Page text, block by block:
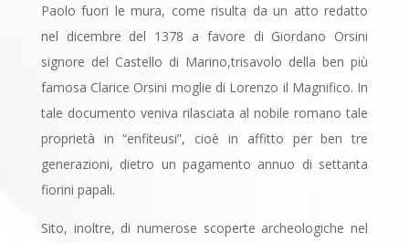
Paolo fuori le mura, come risulta da un atto redatto
nel dicembre del 1378 a favore di Giordano Orsini
signore del Castello di Marino,trisavolo della ben più
famosa Clarice Orsini moglie di Lorenzo il Magnifico. In
tale documento veniva rilasciata al nobile romano tale
proprietà in “enfiteusi”, cioè in affitto per ben tre
generazioni, dietro un pagamento annuo di settanta
fiorini papali.
Sito, inoltre, di numerose scoperte archeologiche nel